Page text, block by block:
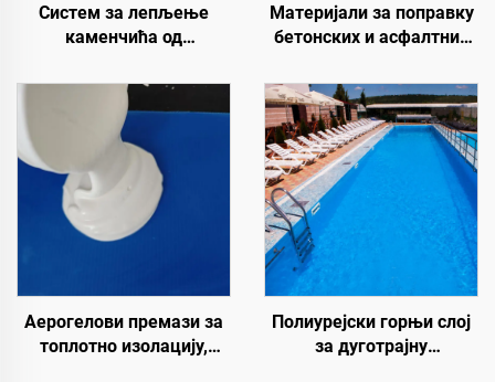
Систем за лепљење
каменчића од
Хидроксипропил
полиуретан за уређење и
декорацију пејзажа
Материјали за поправку
бетонских и асфалтних
оштећења коловоза и
реновирање површина
Аерогелови премази за
топлотно изолацију,
Полиурејски горњи слој
за дуготрајну